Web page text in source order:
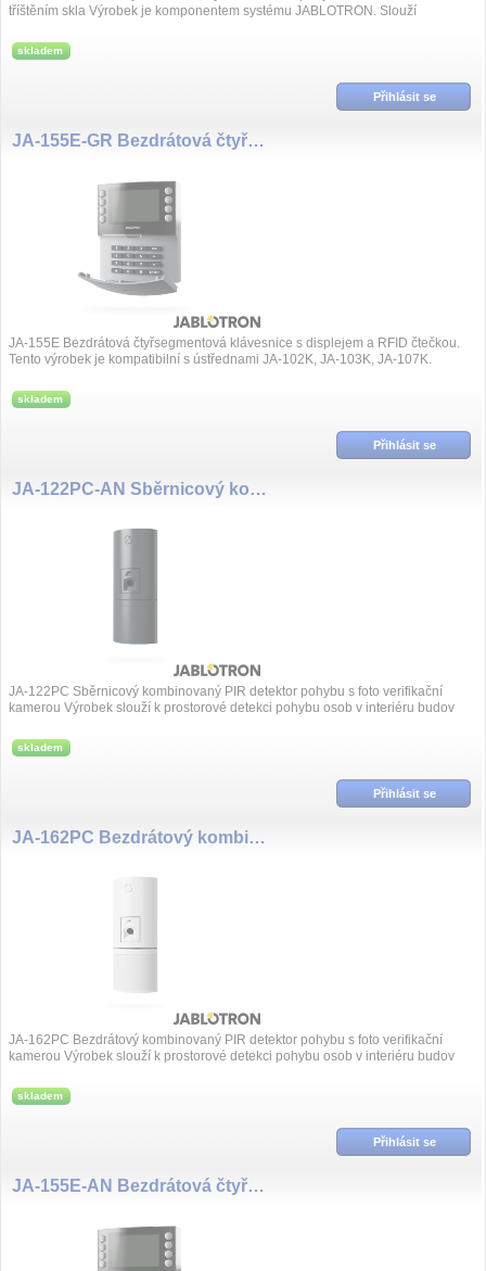
tříštěním skla Výrobek je komponentem systému JABLOTRON. Slouží
skladem
Přihlásit se
JA-155E-GR Bezdrátová čtyřsegmentová klávesnice s displejem a RFID čtečkou
JA-155E Bezdrátová čtyřsegmentová klávesnice s displejem a RFID čtečkou.
Tento výrobek je kompatibilní s ústřednami JA-102K, JA-103K, JA-107K.
skladem
Přihlásit se
JA-122PC-AN Sběrnicový kombinovaný PIR detektor pohybu s foto verifikační kamerou
JA-122PC Sběrnicový kombinovaný PIR detektor pohybu s foto verifikační
kamerou Výrobek slouží k prostorové detekci pohybu osob v interiéru budov
skladem
Přihlásit se
JA-162PC Bezdrátový kombinovaný PIR detektor pohybu s foto verifikační kamerou
JA-162PC Bezdrátový kombinovaný PIR detektor pohybu s foto verifikační
kamerou Výrobek slouží k prostorové detekci pohybu osob v interiéru budov
skladem
Přihlásit se
JA-155E-AN Bezdrátová čtyřsegmentová klávesnice s displejem a RFID čtečkou